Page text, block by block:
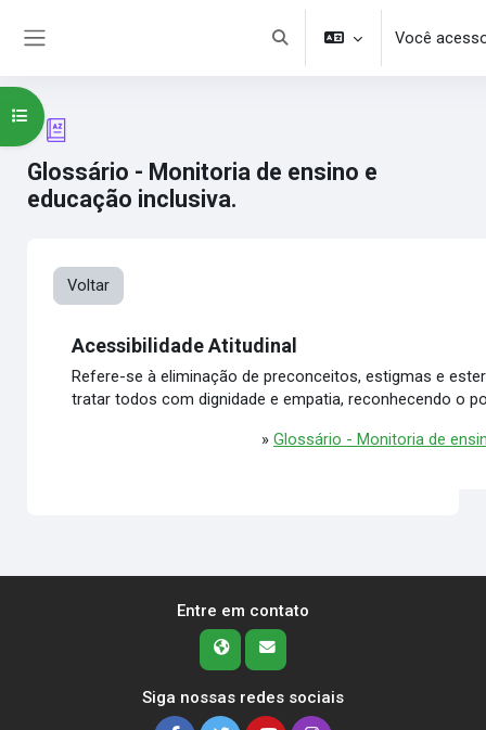
Alternar entrada de pesquisa
Você
Glossário - Monitoria de ensino e
educação inclusiva.
Abrir índice do curso
Voltar
Acessibilidade Atitudinal
Refere-se à eliminação de preconceitos, estigmas e
tratar todos com dignidade e empatia, reconhecendo o
» Glossário - Monitoria de
Entre em contato
Siga nossas redes sociais